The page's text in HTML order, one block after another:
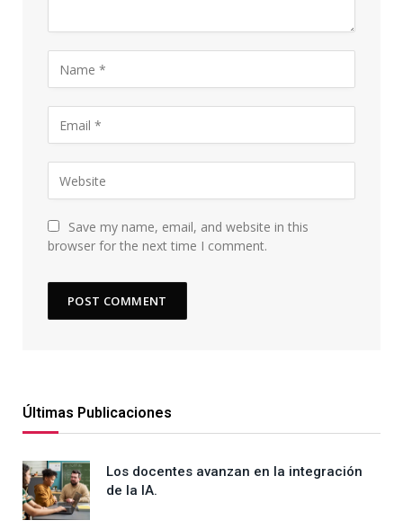
Save my name, email, and website in this
browser for the next time I comment.
Últimas Publicaciones
Los docentes avanzan en la integración
de la IA.